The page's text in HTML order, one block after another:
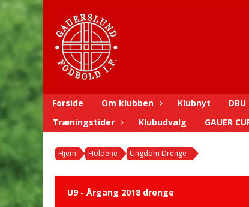
Forside Om klubben Klubnyt
Træningstider
Klubudvalg GAUER
Hjem Holdene Ungdom Drenge
U9 - Årgang 2018 drenge